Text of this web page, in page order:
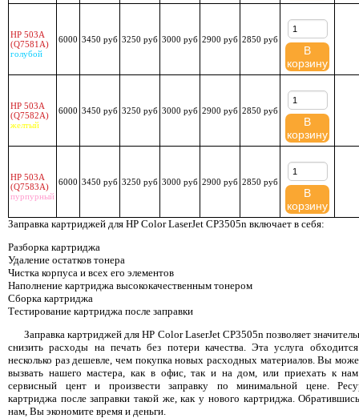
HP 503A
(Q7581A)
голубой
6000 3450 руб 3250 руб 3000 руб 2900 руб 2850 руб
В
корзину
HP 503A
(Q7582A)
желтый
6000 3450 руб 3250 руб 3000 руб 2900 руб 2850 руб
В
корзину
HP 503A
(Q7583A)
пурпурный
6000 3450 руб 3250 руб 3000 руб 2900 руб 2850 руб
В
корзину
Заправка картриджей для HP Color LaserJet CP3505n включает в себя:
Разборка картриджа
Удаление остатков тонера
Чистка корпуса и всех его элементов
Наполнение картриджа высококачественным тонером
Сборка картриджа
Тестирование картриджа после заправки
Заправка картриджей для HP Color LaserJet CP3505n позволяет
снизить расходы на печать без потери качества. Эта услуга
несколько раз дешевле, чем покупка новых расходных материалов. Вы
вызвать нашего мастера, как в офис, так и на дом, или приехать к
сервисный цент и произвести заправку по минимальной цене.
картриджа после заправки такой же, как у нового картриджа.
нам, Вы экономите время и деньги.